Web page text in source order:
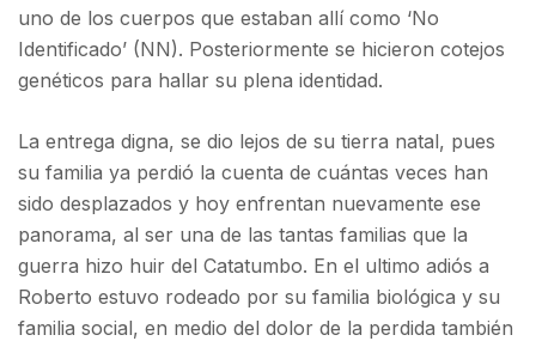
uno de los cuerpos que estaban allí como ‘No
Identificado’ (NN). Posteriormente se hicieron cotejos
genéticos para hallar su plena identidad.
La entrega digna, se dio lejos de su tierra natal, pues
su familia ya perdió la cuenta de cuántas veces han
sido desplazados y hoy enfrentan nuevamente ese
panorama, al ser una de las tantas familias que la
guerra hizo huir del Catatumbo. En el ultimo adiós a
Roberto estuvo rodeado por su familia biológica y su
familia social, en medio del dolor de la perdida también